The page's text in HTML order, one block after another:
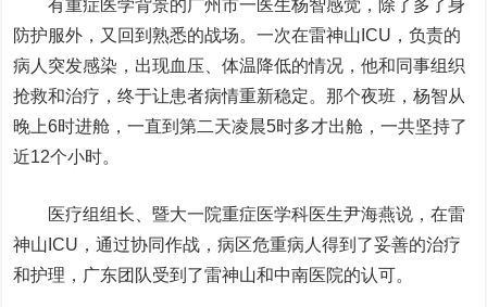
有重症医学背景的广州市一医生杨智感觉，除了多了身
防护服外，又回到熟悉的战场。一次在雷神山ICU，负责的
病人突发感染，出现血压、体温降低的情况，他和同事组织
抢救和治疗，终于让患者病情重新稳定。那个夜班，杨智从
晚上6时进舱，一直到第二天凌晨5时多才出舱，一共坚持了
近12个小时。
医疗组组长、暨大一院重症医学科医生尹海燕说，在雷
神山ICU，通过协同作战，病区危重病人得到了妥善的治疗
和护理，广东团队受到了雷神山和中南医院的认可。